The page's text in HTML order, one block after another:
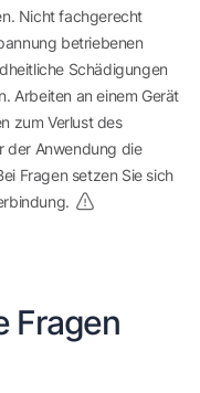
Nicht fachgerecht
betriebenen
Schädigungen
Arbeiten an einem Gerät
zum Verlust des
der Anwendung die
Fragen setzen Sie sich
Fragen